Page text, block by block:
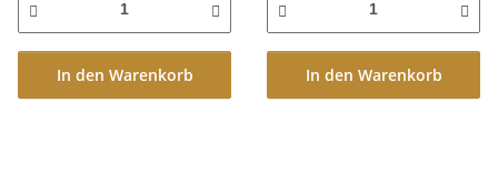
In den Warenkorb In den Warenkorb